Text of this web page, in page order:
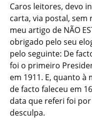
Caros leitores, devo
carta, via postal,
meu artigo de NÃO
obrigado pelo seu
pelo seguinte: De
foi o primeiro
em 1911. E, quanto
de facto faleceu em
data que referi foi
desculpa.